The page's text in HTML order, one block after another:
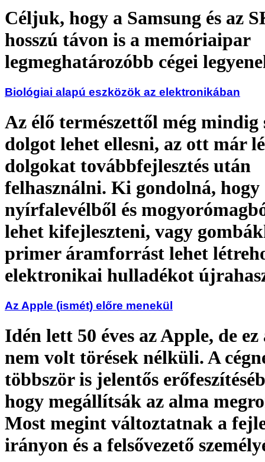
Céljuk, hogy a Samsung és az
hosszú távon is a memóriaipar
legmeghatározóbb cégei
Biológiai alapú eszközök az elektronikában
Az élő természettől még mindig
dolgot lehet ellesni, az ott már
dolgokat továbbfejlesztés után
felhasználni. Ki gondolná, hogy
nyírfalevélből és
lehet kifejleszteni, vagy
primer áramforrást lehet
elektronikai hulladékot
Az Apple (ismét) előre menekül
Idén lett 50 éves az Apple, de
nem volt törések nélküli. A
többször is jelentős
hogy megállítsák az alma
Most megint változtatnak a
irányon és a felsővezető